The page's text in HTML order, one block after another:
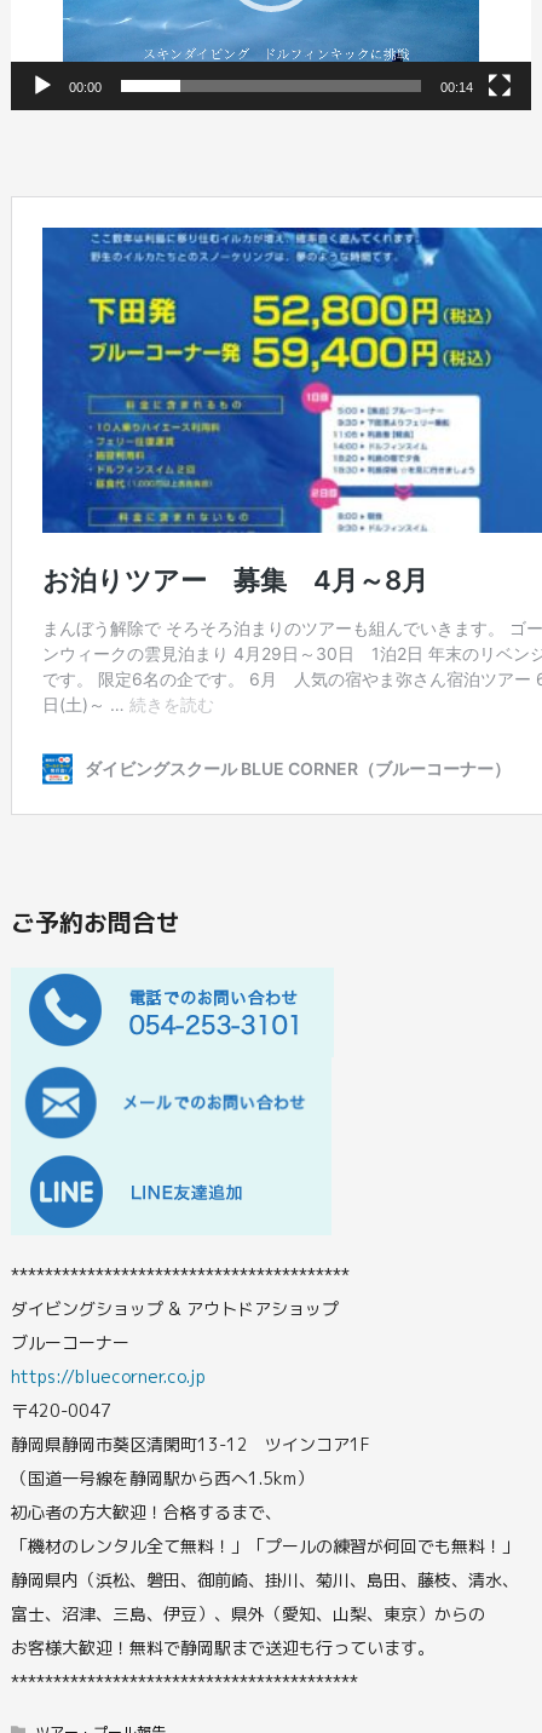
00:00 00:14
ご予約お問合せ
****************************************
ダイビングショップ & アウトドアショップ
ブルーコーナー
https://bluecorner.co.jp
〒420-0047
静岡県静岡市葵区清閑町13-12 ツインコア1F
（国道一号線を静岡駅から西へ1.5km）
初心者の方大歓迎！合格するまで、
「機材のレンタル全て無料！」「プールの練習が何回でも無料！」
静岡県内（浜松、磐田、御前崎、掛川、菊川、島田、藤枝、清水、
富士、沼津、三島、伊豆）、県外（愛知、山梨、東京）からの
お客様大歓迎！無料で静岡駅まで送迎も行っています。
*****************************************